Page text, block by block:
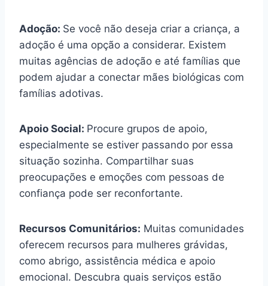
Adoção: Se você não deseja criar a criança, a
adoção é uma opção a considerar. Existem
muitas agências de adoção e até famílias que
podem ajudar a conectar mães biológicas com
famílias adotivas.
Apoio Social: Procure grupos de apoio,
especialmente se estiver passando por essa
situação sozinha. Compartilhar suas
preocupações e emoções com pessoas de
confiança pode ser reconfortante.
Recursos Comunitários: Muitas comunidades
oferecem recursos para mulheres grávidas,
como abrigo, assistência médica e apoio
emocional. Descubra quais serviços estão